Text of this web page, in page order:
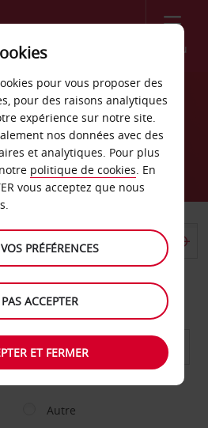
Menu
voiture
agence de retour
DATE DE RETOUR
Autre
pour vous proposer des
pour des raisons analytiques
expérience sur notre site.
nos données avec des
et analytiques. Pour plus
politique de cookies. En
vous acceptez que nous
PRÉFÉRENCES
ACCEPTER
ET FERMER